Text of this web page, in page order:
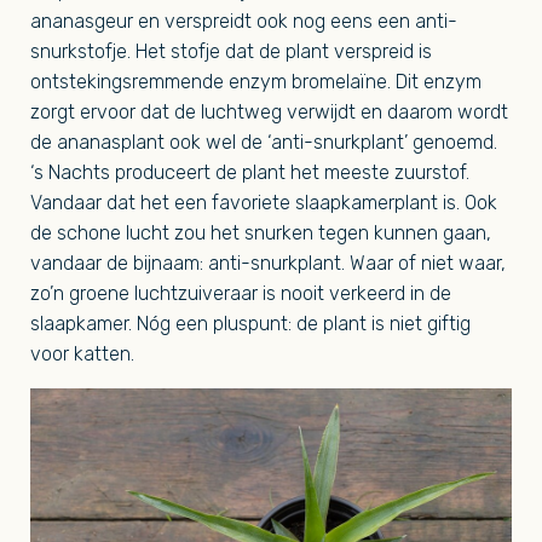
ananasgeur en verspreidt ook nog eens een anti-
snurkstofje. Het stofje dat de plant verspreid is
ontstekingsremmende enzym bromelaïne. Dit enzym
zorgt ervoor dat de luchtweg verwijdt en daarom wordt
de ananasplant ook wel de ‘anti-snurkplant’ genoemd.
‘s Nachts produceert de plant het meeste zuurstof.
Vandaar dat het een favoriete slaapkamerplant is. Ook
de schone lucht zou het snurken tegen kunnen gaan,
vandaar de bijnaam: anti-snurkplant. Waar of niet waar,
zo’n groene luchtzuiveraar is nooit verkeerd in de
slaapkamer. Nóg een pluspunt: de plant is niet giftig
voor katten.